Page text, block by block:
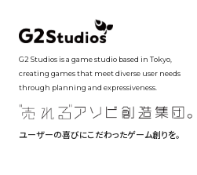
G2 Studios is a game studio based in Tokyo,
creating games that meet diverse user needs
through planning and expressiveness.
ユーザーの喜びにこだわったゲーム創りを。